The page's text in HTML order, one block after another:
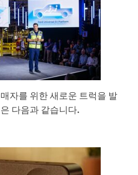
자를 위한 새로운 트럭을 발
다음과 같습니다.